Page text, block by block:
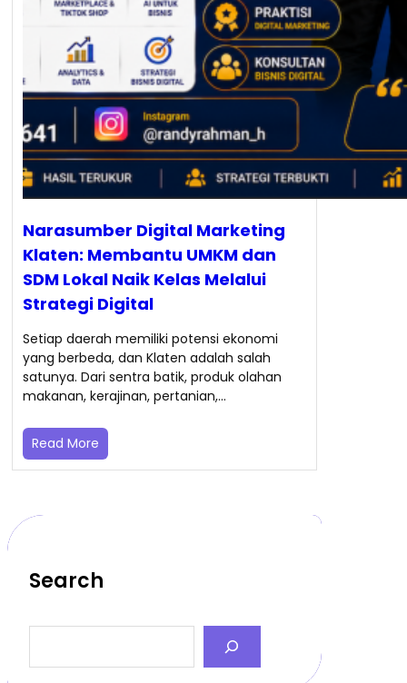
Narasumber Digital Marketing
Klaten: Membantu UMKM dan
SDM Lokal Naik Kelas Melalui
Strategi Digital
Setiap daerah memiliki potensi ekonomi
yang berbeda, dan Klaten adalah salah
satunya. Dari sentra batik, produk olahan
makanan, kerajinan, pertanian,…
Read More
Search
a